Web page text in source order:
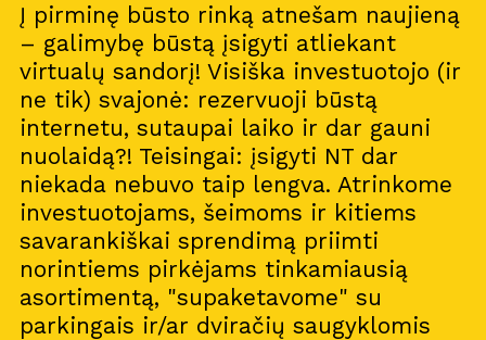
Į pirminę būsto rinką atnešam naujieną
– galimybę būstą įsigyti atliekant
virtualų sandorį! Visiška investuotojo (ir
ne tik) svajonė: rezervuoji būstą
internetu, sutaupai laiko ir dar gauni
nuolaidą?! Teisingai: įsigyti NT dar
niekada nebuvo taip lengva. Atrinkome
investuotojams, šeimoms ir kitiems
savarankiškai sprendimą priimti
norintiems pirkėjams tinkamiausią
asortimentą, "supaketavome" su
parkingais ir/ar dviračių saugyklomis